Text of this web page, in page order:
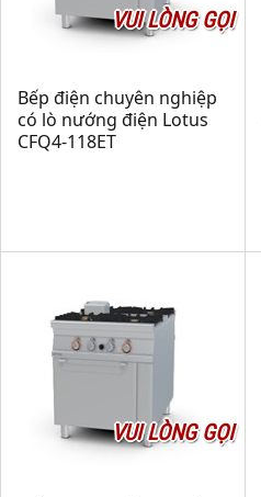
VUI LÒNG GỌI
Bếp điện chuyên nghiệp
có lò nướng điện Lotus
CFQ4-118ET
VUI LÒNG GỌI